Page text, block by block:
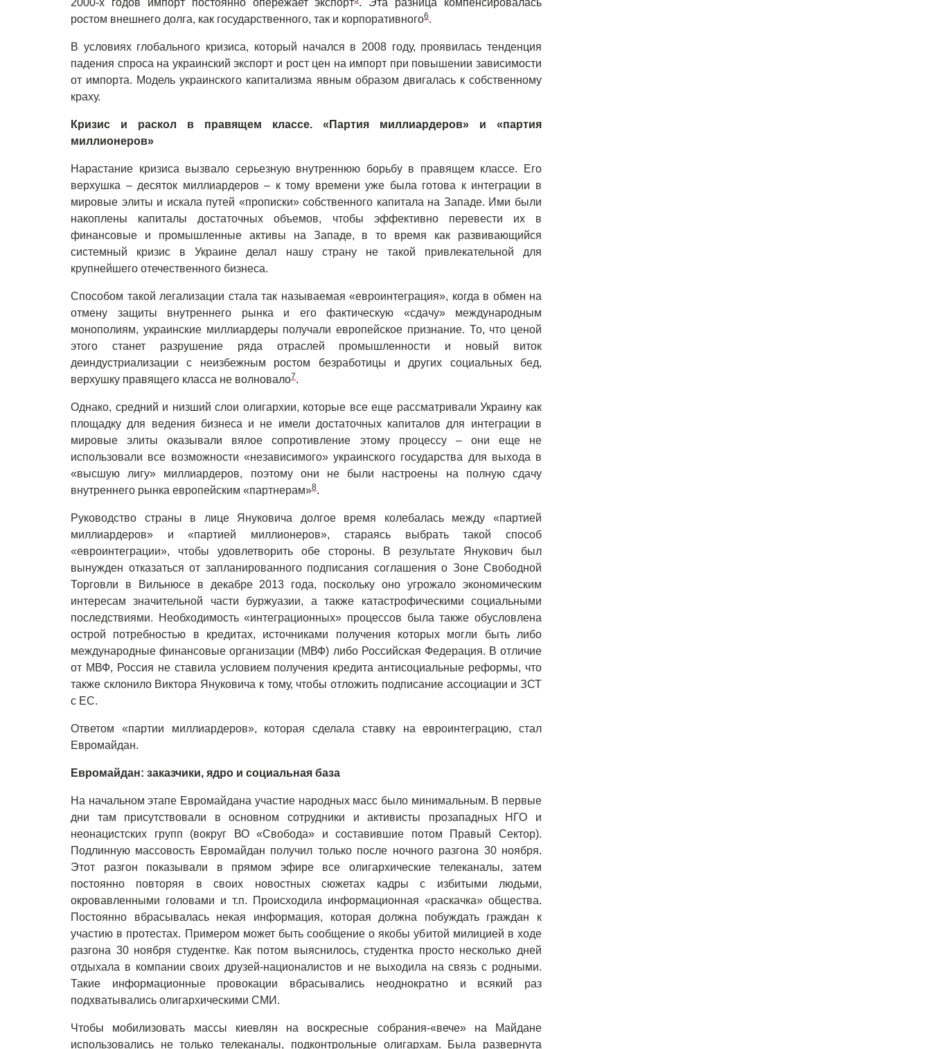
2000-х годов импорт постоянно опережает экспорт . Эта разница компенсировалась
ростом внешнего долга, как государственного, так и корпоративного6.
В условиях глобального кризиса, который начался в 2008 году, проявилась тенденция
падения спроса на украинский экспорт и рост цен на импорт при повышении зависимости
от импорта. Модель украинского капитализма явным образом двигалась к собственному
краху.
Кризис и раскол в правящем классе. «Партия миллиардеров» и «партия
миллионеров»
Нарастание кризиса вызвало серьезную внутреннюю борьбу в правящем классе. Его
верхушка – десяток миллиардеров – к тому времени уже была готова к интеграции в
мировые элиты и искала путей «прописки» собственного капитала на Западе. Ими были
накоплены капиталы достаточных объемов, чтобы эффективно перевести их в
финансовые и промышленные активы на Западе, в то время как развивающийся
системный кризис в Украине делал нашу страну не такой привлекательной для
крупнейшего отечественного бизнеса.
Способом такой легализации стала так называемая «евроинтеграция», когда в обмен на
отмену защиты внутреннего рынка и его фактическую «сдачу» международным
монополиям, украинские миллиардеры получали европейское признание. То, что ценой
этого станет разрушение ряда отраслей промышленности и новый виток
деиндустриализации с неизбежным ростом безработицы и других социальных бед,
верхушку правящего класса не волновало7.
Однако, средний и низший слои олигархии, которые все еще рассматривали Украину как
площадку для ведения бизнеса и не имели достаточных капиталов для интеграции в
мировые элиты оказывали вялое сопротивление этому процессу – они еще не
использовали все возможности «независимого» украинского государства для выхода в
«высшую лигу» миллиардеров, поэтому они не были настроены на полную сдачу
внутреннего рынка европейским «партнерам»8.
Руководство страны в лице Януковича долгое время колебалась между «партией
миллиардеров» и «партией миллионеров», стараясь выбрать такой способ
«евроинтеграции», чтобы удовлетворить обе стороны. В результате Янукович был
вынужден отказаться от запланированного подписания соглашения о Зоне Свободной
Торговли в Вильнюсе в декабре 2013 года, поскольку оно угрожало экономическим
интересам значительной части буржуазии, а также катастрофическими социальными
последствиями. Необходимость «интеграционных» процессов была также обусловлена
острой потребностью в кредитах, источниками получения которых могли быть либо
международные финансовые организации (МВФ) либо Российская Федерация. В отличие
от МВФ, Россия не ставила условием получения кредита антисоциальные реформы, что
также склонило Виктора Януковича к тому, чтобы отложить подписание ассоциации и ЗСТ
с ЕС.
Ответом «партии миллиардеров», которая сделала ставку на евроинтеграцию, стал
Евромайдан.
Евромайдан: заказчики, ядро и социальная база
На начальном этапе Евромайдана участие народных масс было минимальным. В первые
дни там присутствовали в основном сотрудники и активисты прозападных НГО и
неонацистских групп (вокруг ВО «Свобода» и составившие потом Правый Сектор).
Подлинную массовость Евромайдан получил только после ночного разгона 30 ноября.
Этот разгон показывали в прямом эфире все олигархические телеканалы, затем
постоянно повторяя в своих новостных сюжетах кадры с избитыми людьми,
окровавленными головами и т.п. Происходила информационная «раскачка» общества.
Постоянно вбрасывалась некая информация, которая должна побуждать граждан к
участию в протестах. Примером может быть сообщение о якобы убитой милицией в ходе
разгона 30 ноября студентке. Как потом выяснилось, студентка просто несколько дней
отдыхала в компании своих друзей-националистов и не выходила на связь с родными.
Такие информационные провокации вбрасывались неоднократно и всякий раз
подхватывались олигархическими СМИ.
Чтобы мобилизовать массы киевлян на воскресные собрания-«вече» на Майдане
использовались не только телеканалы, подконтрольные олигархам. Была развернута